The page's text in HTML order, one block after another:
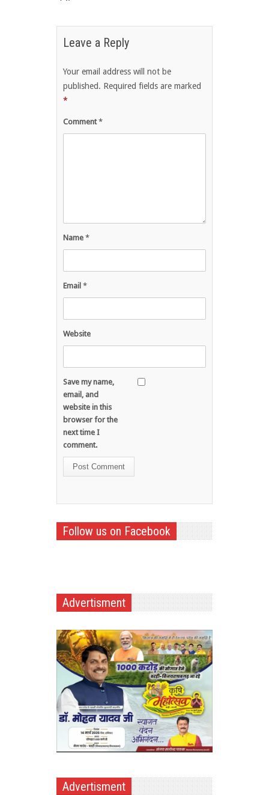
Leave a Reply
Your email address will not be
published. Required fields are marked
*
Comment*
Name *
Email *
Website
Save my name,
email, and
website in this
browser for the
next time I
comment.
Follow us on Facebook
Advertisment
Advertisment